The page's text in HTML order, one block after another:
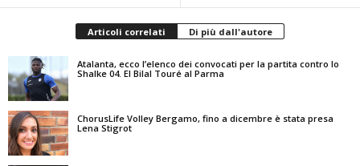
Articoli correlati Di più dall'autore
Atalanta, ecco l’elenco dei convocati per la partita contro lo
Shalke 04. El Bilal Touré al Parma
ChorusLife Volley Bergamo, fino a dicembre è stata presa
Lena Stigrot